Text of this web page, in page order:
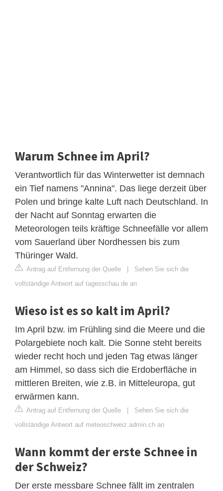
Warum Schnee im April?
Verantwortlich für das Winterwetter ist demnach
ein Tief namens "Annina". Das liege derzeit über
Polen und bringe kalte Luft nach Deutschland. In
der Nacht auf Sonntag erwarten die
Meteorologen teils kräftige Schneefälle vor allem
vom Sauerland über Nordhessen bis zum
Thüringer Wald.
Antrag auf Entfernung der Quelle | Sehen Sie sich die
vollständige Antwort auf tagesschau.de an
Wieso ist es so kalt im April?
Im April bzw. im Frühling sind die Meere und die
Polargebiete noch kalt. Die Sonne steht bereits
wieder recht hoch und jeden Tag etwas länger
am Himmel, so dass sich die Erdoberfläche in
mittleren Breiten, wie z.B. in Mitteleuropa, gut
erwärmen kann.
Antrag auf Entfernung der Quelle | Sehen Sie sich die
vollständige Antwort auf meteoschweiz.admin.ch an
Wann kommt der erste Schnee in
der Schweiz?
Der erste messbare Schnee fällt im zentralen